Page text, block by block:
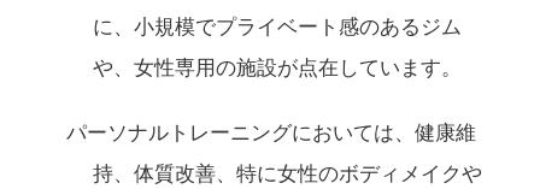
に、小規模でプライベート感のあるジム
や、女性専用の施設が点在しています。
パーソナルトレーニングにおいては、健康維
持、体質改善、特に女性のボディメイクや